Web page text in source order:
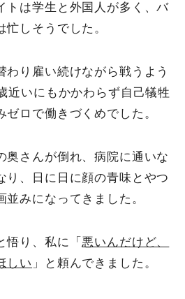
トは学生と外国人が多く、バ
忙しそうでした。
わり雇い続けながら戦うよう
近いにもかかわらず自己犠牲
ゼロで働きづくめでした。
奥さんが倒れ、病院に通いな
り、日に日に顔の青味とやつ
みになってきました。
悟り、私に「悪いんだけど、
しい 」と頼んできました。